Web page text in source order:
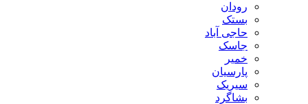
رودان
بستک
حاجی آباد
جاسک
خمیر
پارسیان
سیریک
بشاگرد